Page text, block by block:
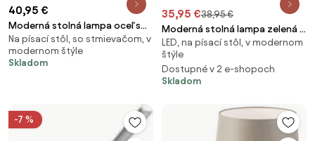
40,95 €
Moderná stolná lampa oceľ s
tienidlom taupe 35 cm - Simplo
Na písací stôl, so stmievačom, v
modernom štýle
Skladom
35,95 €38,95 €
Moderná stolná lampa zelená -
Stijn
LED, na písací stôl, v modernom
štýle
Dostupné v 2 e-shopoch
Skladom
-7 %